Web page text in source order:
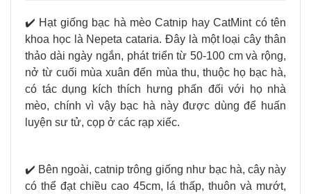
✔️ Hạt giống bạc hà mèo Catnip hay CatMint có tên
khoa học là Nepeta cataria. Đây là một loại cây thân
thảo dài ngày ngắn, phát triển từ 50-100 cm và rộng,
nở từ cuối mùa xuân đến mùa thu, thuộc họ bạc hà,
có tác dụng kích thích hưng phấn đối với họ nhà
mèo, chính vì vậy bạc hà này được dùng để huấn
luyện sư tử, cọp ở các rạp xiếc.
✔️ Bên ngoài, catnip trông giống như bạc hà, cây này
có thể đạt chiều cao 45cm, lá thấp, thuôn và mướt,